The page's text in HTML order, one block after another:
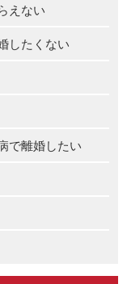
えない
したくない
で離婚したい